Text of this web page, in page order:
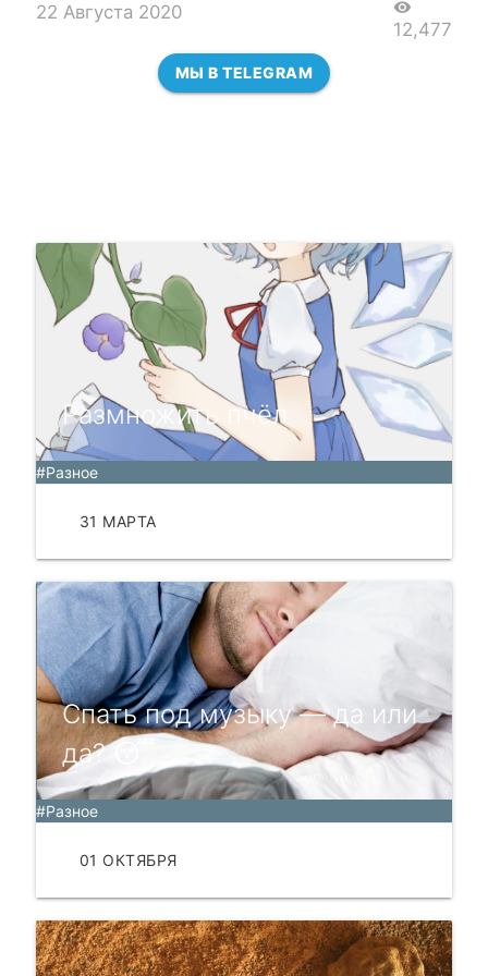
22 Августа 2020 visibility
12,477
МЫ В TELEGRAM
Размножить пчёл
#Разное
31 МАРТА
Спать под музыку — да или
да? 😴
#Разное
01 ОКТЯБРЯ